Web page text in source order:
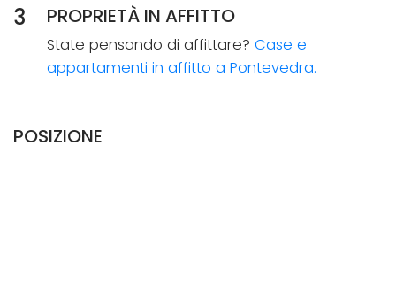
3 PROPRIETÀ IN AFFITTO
State pensando di affittare? Case e
appartamenti in affitto a Pontevedra.
POSIZIONE